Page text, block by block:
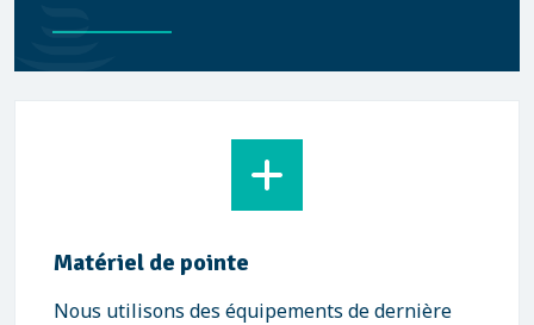
Matériel de pointe
Nous utilisons des équipements de dernière